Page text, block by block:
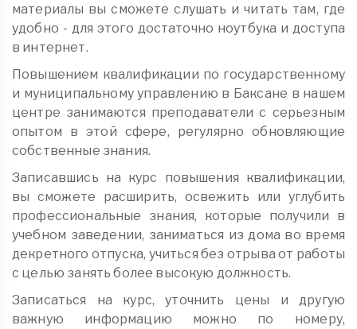
материалы вы сможете слушать и читать там, где
удобно - для этого достаточно ноутбука и доступа
в интернет.
Повышением квалификации по государственному
и муниципальному управлению в Баксане в нашем
центре занимаются преподаватели с серьезным
опытом в этой сфере, регулярно обновляющие
собственные знания.
Записавшись на курс повышения квалификации,
вы сможете расширить, освежить или углубить
профессиональные знания, которые получили в
учебном заведении, заниматься из дома во время
декретного отпуска, учиться без отрыва от работы
с целью занять более высокую должность.
Записаться на курс, уточнить цены и другую
важную информацию можно по номеру,